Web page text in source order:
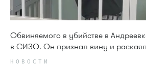
Обвиняемого в убийстве в
в СИЗО. Он признал вину и
НОВОСТИ